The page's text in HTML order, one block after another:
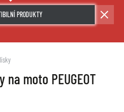
PRODUKTY
moto PEUGEOT